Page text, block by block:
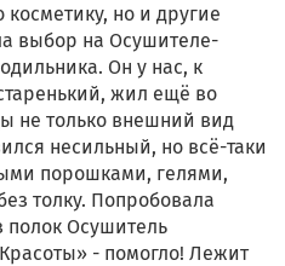
косметику, но и другие
выбор на Осушителе-
Он у нас, к
жил ещё во
не только внешний вид
несильный, но всё-таки
порошками, гелями,
толку. Попробовала
полок Осушитель
- помогло! Лежит